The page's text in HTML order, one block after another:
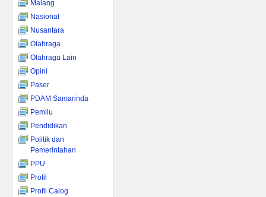
Malang
Nasional
Nusantara
Olahraga
Olahraga Lain
Opini
Paser
PDAM Samarinda
Pemilu
Pendidikan
Politik dan
Pemerintahan
PPU
Profil
Profil Calog